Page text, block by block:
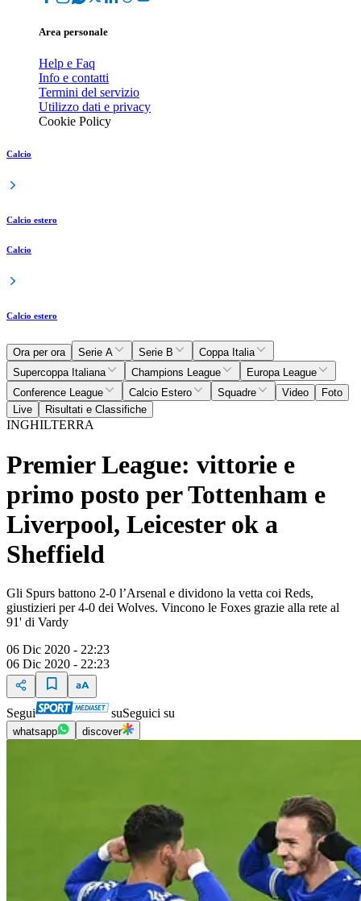
Area personale
Help e Faq
Info e contatti
Termini del servizio
Utilizzo dati e privacy
Cookie Policy
Calcio
Calcio estero
Calcio
Calcio estero
Ora per ora Serie A Serie B
Coppa Italia
Supercoppa Italiana
Champions League
Europa League
Conference League
Calcio Estero Squadre Video
Foto
Live
Risultati e Classifiche
INGHILTERRA
Premier League: vittorie e
primo posto per Tottenham e
Liverpool, Leicester ok a
Sheffield
Gli Spurs battono 2-0 l’Arsenal e dividono la vetta coi Reds,
giustizieri per 4-0 dei Wolves. Vincono le Foxes grazie alla rete al
91' di Vardy
06 Dic 2020 - 22:23
06 Dic 2020 - 22:23
Segui suSeguici su
whatsapp discover